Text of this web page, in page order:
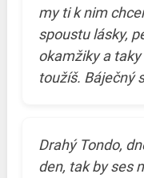
my ti k nim
spoustu lásky,
okamžiky a
toužíš. Báječný
Drahý Tondo,
den, tak by ses